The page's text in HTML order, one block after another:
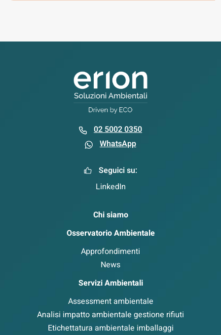
02 5002 0350
WhatsApp
Seguici su:
LinkedIn
Chi siamo
Osservatorio Ambientale
Approfondimenti
News
Servizi Ambientali
Assessment ambientale
Analisi impatto ambientale gestione rifiuti
Etichettatura ambientale imballaggi